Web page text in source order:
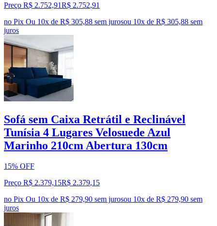
Preço R$ 2.752,91R$ 2.752,91
no Pix Ou 10x de R$ 305,88 sem jurosou 10x de R$ 305,88 sem
juros
Sofá sem Caixa Retrátil e Reclinável
Tunísia 4 Lugares Velosuede Azul
Marinho 210cm Abertura 130cm
15% OFF
Preço R$ 2.379,15R$ 2.379,15
no Pix Ou 10x de R$ 279,90 sem jurosou 10x de R$ 279,90 sem
juros